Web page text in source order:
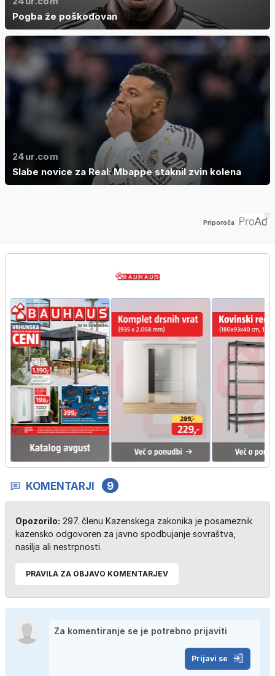
Pogba že poškodovan
24ur.com
Slabe novice za Real: Mbappe staknil zvin kolena
Priporoča
KOMENTARJI 9
Opozorilo: 297. členu Kazenskega zakonika je posameznik
kazensko odgovoren za javno spodbujanje sovraštva,
nasilja ali nestrpnosti.
PRAVILA ZA OBJAVO KOMENTARJEV
Prijavi se